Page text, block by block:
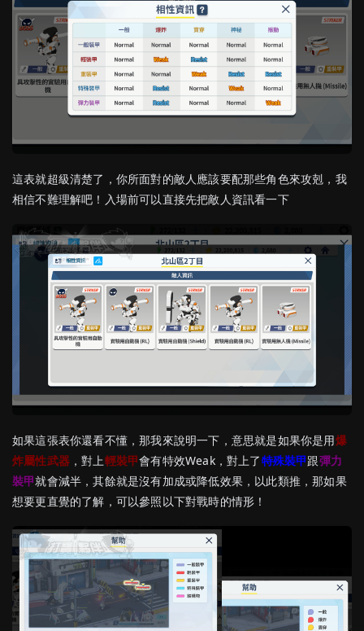
這表就超級清楚了，你所面對的敵人應該要配那些角色來攻剋，我
相信不難理解吧！入場前可以直接先把敵人資訊看一下
如果這張表你還看不懂，那我來說明一下，意思就是如果你是用爆
炸屬性武器 ，對上輕裝甲會有特效Weak，對上了特殊裝甲跟彈力
裝甲就會減半，其餘就是沒有加成或降低效果，以此類推，那如果
想要更直覺的了解，可以參照以下對戰時的情形！